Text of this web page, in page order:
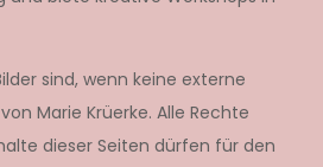
sind, wenn keine externe
Marie Krüerke. Alle Rechte
dieser Seiten dürfen für den